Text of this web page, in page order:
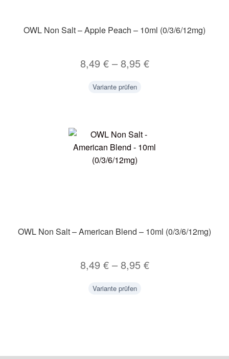
OWL Non Salt – Apple Peach – 10ml (0/3/6/12mg)
8,49 €– 8,95 €
Variante prüfen
OWL Non Salt – American Blend – 10ml (0/3/6/12mg)
8,49 €– 8,95 €
Variante prüfen